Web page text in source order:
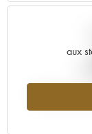
aux
Tendance à